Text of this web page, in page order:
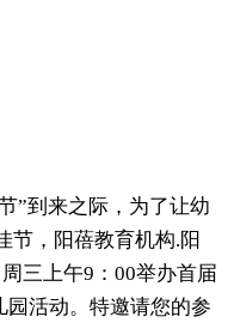
”到来之际，为了让幼
节，阳蓓教育机构.阳
三上午9：00举办首届
园活动。特邀请您的参